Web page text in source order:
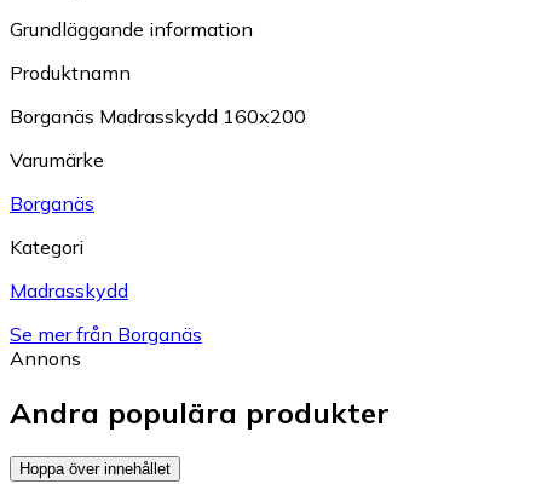
Grundläggande information
Produktnamn
Borganäs Madrasskydd 160x200
Varumärke
Borganäs
Kategori
Madrasskydd
Se mer från Borganäs
Annons
Andra populära produkter
Hoppa över innehållet